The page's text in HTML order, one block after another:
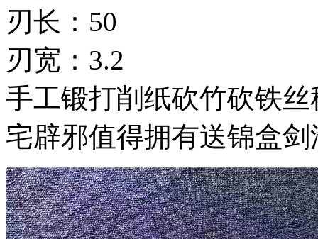
刃长：50
刃宽：3.2
手工锻打削纸砍竹砍铁
宅辟邪值得拥有送锦盒剑